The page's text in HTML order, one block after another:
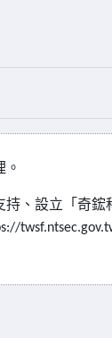
。
持、設立「奇